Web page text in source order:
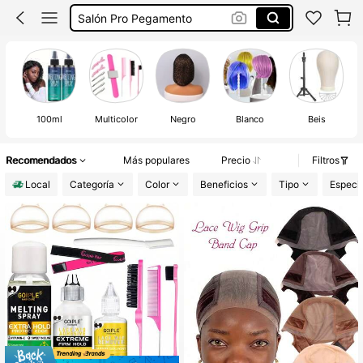
Redecilla Para El Pelo
Cabeza Para Peinar
Pegamento De Peluca
100ml Multicolor Negro Blanco Beis
Recomendados Más populares Precio
Filtros
Local
Categoría Color Beneficios Tipo
#1 Más vendidos
en 7~11 USD Pegamentos y tratamientos para pelucas